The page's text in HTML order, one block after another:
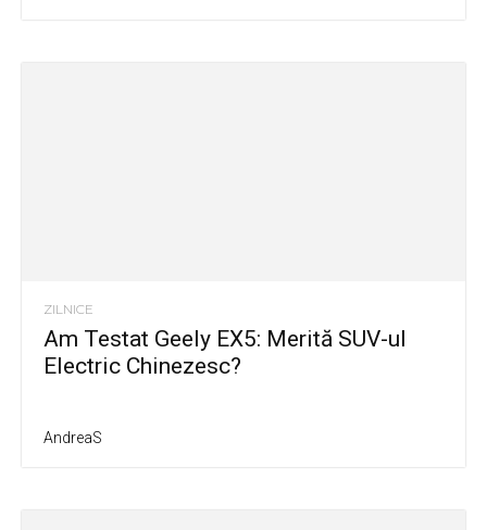
ZILNICE
Am Testat Geely EX5: Merită SUV-ul
Electric Chinezesc?
AndreaS